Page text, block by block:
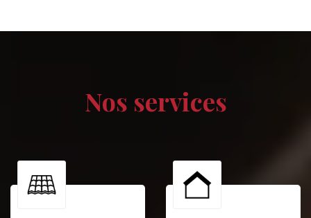
Nos services